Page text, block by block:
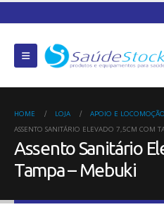
HOME LOJA APOIO E LOCOMOÇÃO
ASSENTO SANITÁRIO ELEVADO 7,5CM COM
Assento Sanitário
Tampa – Mebuki